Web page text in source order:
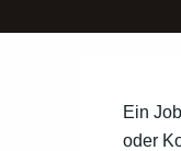
Ein
oder